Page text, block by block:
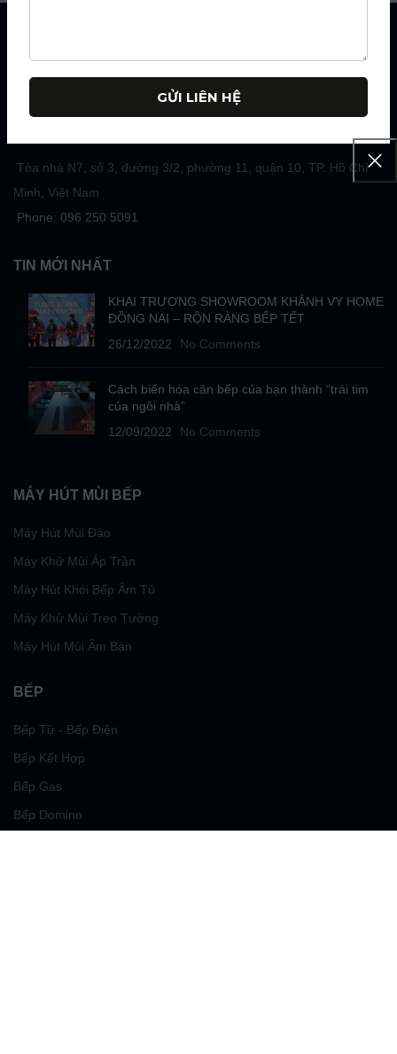
Khẳng định thương hiệu DUDOFF Vietnam chiếm ưu thế về
những bước tiến công nghệ mới và đột phá về thiết kế trong lĩnh
Tòa nhà N7, số 3, đường 3/2, phường 11, quận 10, TP. Hồ Chí
Minh, Việt Nam
Phone: 096 250 5091
TIN MỚI NHẤT
KHAI TRƯƠNG SHOWROOM KHÁNH VY HOME
ĐỒNG NAI – RỘN RÀNG BẾP TẾT
26/12/2022
No Comments
Cách biến hóa căn bếp của bạn thành “trái tim
của ngôi nhà”
12/09/2022
No Comments
MÁY HÚT MÙI BẾP
Máy Hút Mùi Đảo
Máy Khử Mùi Áp Trần
Máy Hút Khói Bếp Âm Tủ
Máy Khử Mùi Treo Tường
Máy Hút Mùi Âm Bàn
BẾP
Bếp Từ - Bếp Điện
Bếp Kết Hợp
Bếp Gas
Bếp Domino